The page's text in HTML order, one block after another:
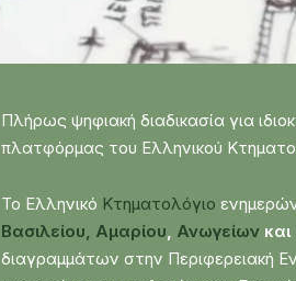
Πλήρως ψηφιακή διαδικασία για
πλατφόρμας του Ελληνικού
Το Ελληνικό Κτηματολόγιο
Βασιλείου, Αμαρίου Ανωγείων και
διαγραμμάτων στην Περιφερειακή